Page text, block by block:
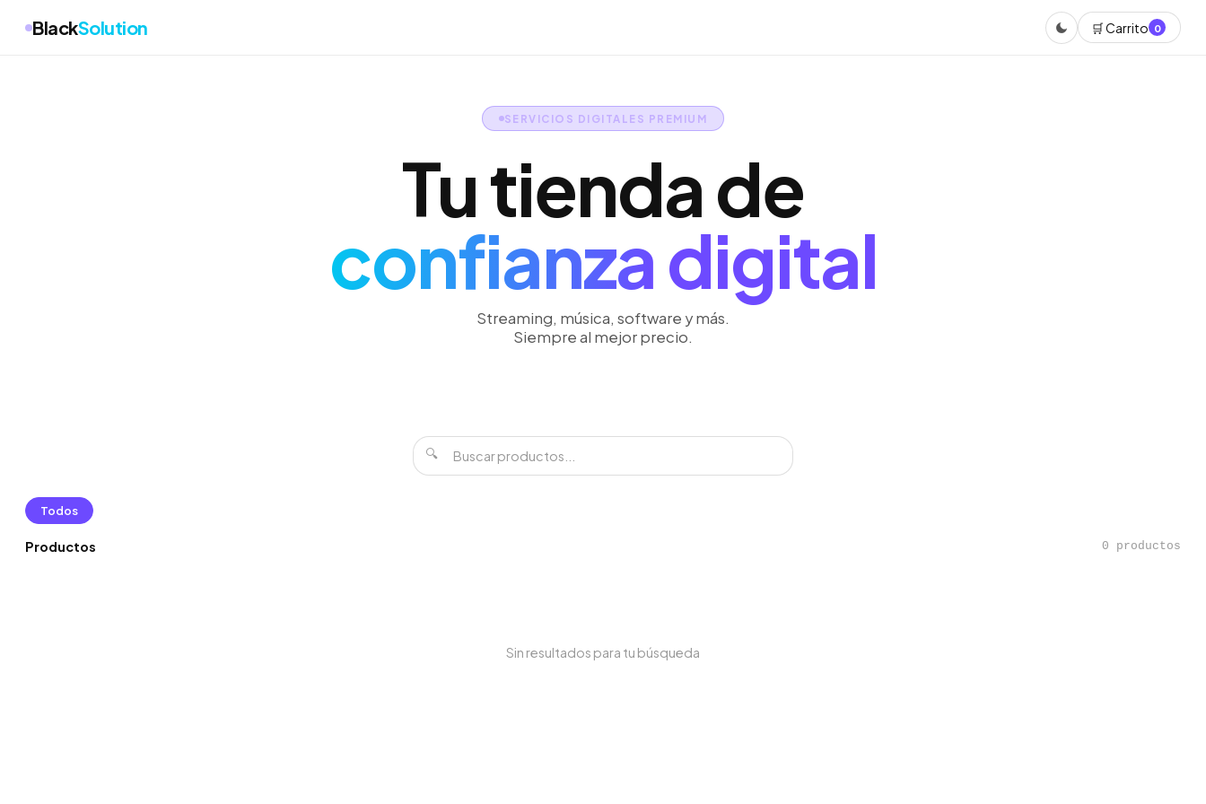
BlackSolution 🛒 Carrito 0
SERVICIOS DIGITALES PREMIUM
Tu tienda de
confianza digital
Streaming, música, software y más.
Siempre al mejor precio.
🔍
Todos
Productos 0 productos
Sin resultados para tu búsqueda